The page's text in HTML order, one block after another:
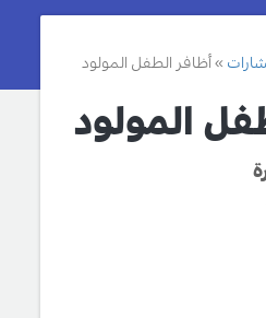
أظافر الطفل المولود
المولود